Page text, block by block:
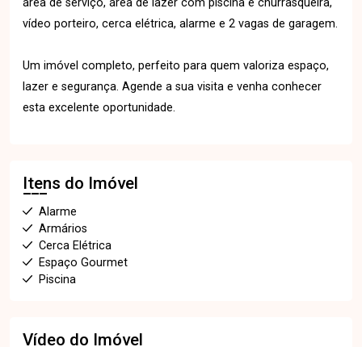
vídeo porteiro, cerca elétrica, alarme e 2 vagas de garagem.
Um imóvel completo, perfeito para quem valoriza espaço,
lazer e segurança. Agende a sua visita e venha conhecer
esta excelente oportunidade.
Itens do Imóvel
Alarme
Armários
Cerca Elétrica
Espaço Gourmet
Piscina
Vídeo do Imóvel